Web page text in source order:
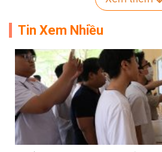
Tin Xem Nhiều